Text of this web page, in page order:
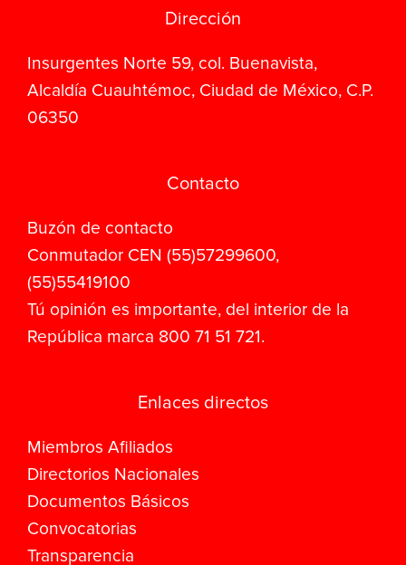
Dirección
Insurgentes Norte 59, col. Buenavista,
Alcaldía Cuauhtémoc, Ciudad de México, C.P.
06350
Contacto
Buzón de contacto
Conmutador CEN (55)57299600,
(55)55419100
Tú opinión es importante, del interior de la
República marca 800 71 51 721.
Enlaces directos
Miembros Afiliados
Directorios Nacionales
Documentos Básicos
Convocatorias
Transparencia